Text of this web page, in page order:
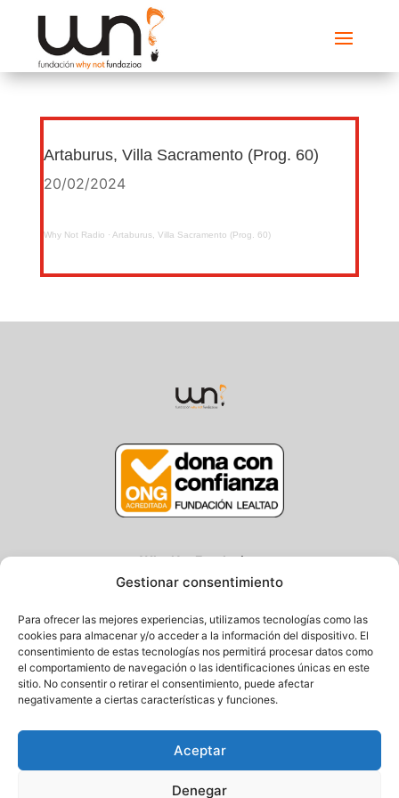
Gestionar consentimiento
Para ofrecer las mejores experiencias, utilizamos tecnologías como las
cookies para almacenar y/o acceder a la información del dispositivo. El
consentimiento de estas tecnologías nos permitirá procesar datos como
el comportamiento de navegación o las identificaciones únicas en este
sitio. No consentir o retirar el consentimiento, puede afectar
negativamente a ciertas características y funciones.
Aceptar
Denegar
Artaburus, Villa Sacramento (Prog. 60)
20/02/2024
Why Not Radio · Artaburus, Villa Sacramento (Prog. 60)
Why Not Fundazioa
Centro/Txoko: Particular de Ategorrieta 3
20013 Donostia – Gipuzkoa
Tel.: (+34) 943 058 694 / 627 014 791
Email: info@fundacionwhynot.org
Pribazitate Politika
Cookie Politika